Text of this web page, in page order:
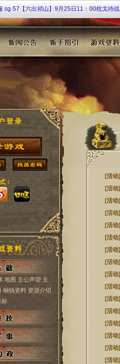
sg·57【六出祁山】9月25日11：00枕戈待战
线249区“芈月传奇”2月4日10:00 火爆开启！
欢乐扭蛋扭扭乐
山
服7月20日10时倾世开启！
笙箫] 2月28日11：00华丽开启！
登录
：
资料
地图 主公声望 主
铜钱资料 资源介绍
标
[活动]
[活动]
[活动]
[活动]
[活动]
[活动]
[活动]
[活动]
[活动]
[活动]
[活动]
[活动]
[活动]
[活动]
[活动]
[活动]